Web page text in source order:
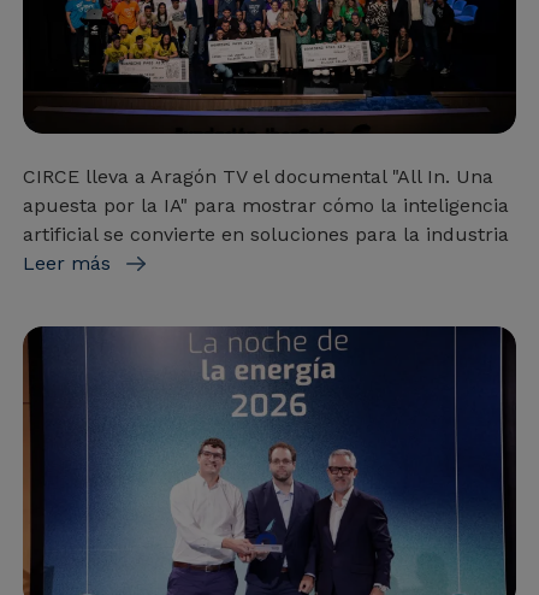
CIRCE lleva a Aragón TV el documental "All In. Una
apuesta por la IA" para mostrar cómo la inteligencia
artificial se convierte en soluciones para la industria
Leer más